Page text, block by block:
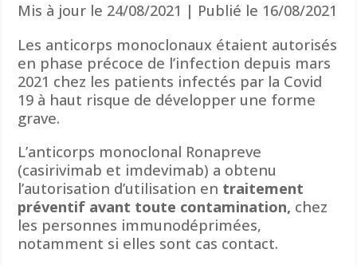
Mis à jour le 24/08/2021 | Publié le 16/08/2021
Les anticorps monoclonaux étaient autorisés
en phase précoce de l’infection depuis mars
2021 chez les patients infectés par la Covid
19 à haut risque de développer une forme
grave.
L’anticorps monoclonal Ronapreve
(casirivimab et imdevimab) a obtenu
l’autorisation d’utilisation en traitement
préventif avant toute contamination, chez
les personnes immunodéprimées,
notamment si elles sont cas contact.